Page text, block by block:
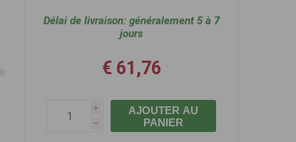
Délai de livraison: généralement 5 à 7
jours
€ 61,76
i
h
AJOUTER AU
PANIER